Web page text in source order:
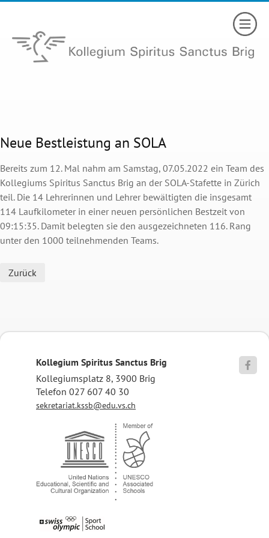
Neue Bestleistung an SOLA
Bereits zum 12. Mal nahm am Samstag, 07.05.2022 ein Team des
Kollegiums Spiritus Sanctus Brig an der SOLA-Stafette in Zürich
teil. Die 14 Lehrerinnen und Lehrer bewältigten die insgesamt
114 Laufkilometer in einer neuen persönlichen Bestzeit von
09:15:35. Damit belegten sie den ausgezeichneten 116. Rang
unter den 1000 teilnehmenden Teams.
Zurück
Kollegium Spiritus Sanctus Brig
Kollegiumsplatz 8, 3900 Brig
Telefon 027 607 40 30
sekretariat.kssb@edu.vs.ch
